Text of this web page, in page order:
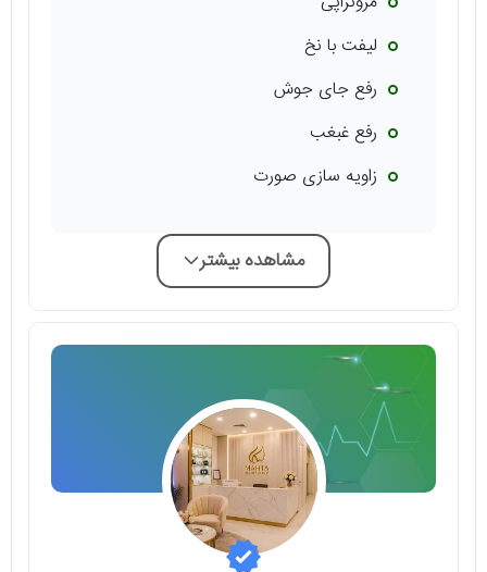
لیفت با نخ
رفع جای جوش
رفع غبغب
زاویه سازی صورت
مشاهده بیشتر